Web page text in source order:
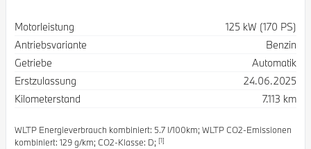
Spezifikation
Motorleistung
125 kW (170 PS)
Antriebsvariante
Benzin
Getriebe
Automatik
Erstzulassung
24.06.2025
Kilometerstand
7.113 km
WLTP Energieverbrauch kombiniert: 5.7 l/100km; WLTP CO2-Emissionen
kombiniert: 129 g/km; CO2-Klasse: D; [1]